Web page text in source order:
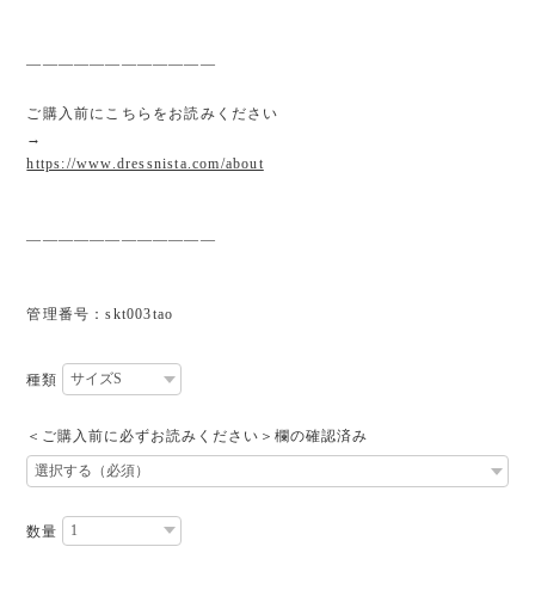
————————————
ご購入前にこちらをお読みください
→
https://www.dressnista.com/about
————————————
管理番号：skt003tao
種類
＜ご購入前に必ずお読みください＞欄の確認済み
数量